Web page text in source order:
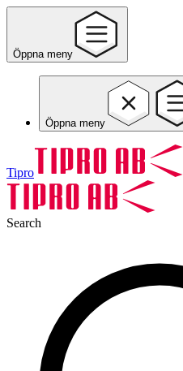
Öppna meny
Öppna meny
Tipro
Search